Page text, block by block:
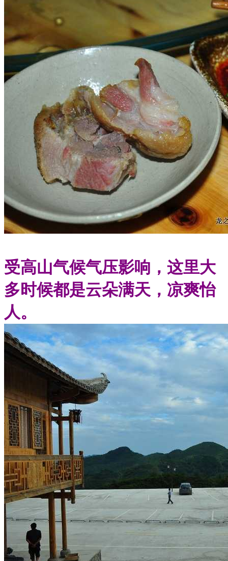
受高山气候气压影响，这里大
多时候都是云朵满天，凉爽怡
人。